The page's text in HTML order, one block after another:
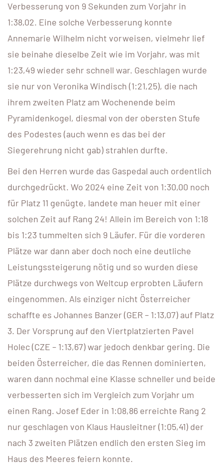
Verbesserung von 9 Sekunden zum Vorjahr in
1:38,02. Eine solche Verbesserung konnte
Annemarie Wilhelm nicht vorweisen, vielmehr lief
sie beinahe dieselbe Zeit wie im Vorjahr, was mit
1:23,49 wieder sehr schnell war. Geschlagen wurde
sie nur von Veronika Windisch (1:21,25), die nach
ihrem zweiten Platz am Wochenende beim
Pyramidenkogel, diesmal von der obersten Stufe
des Podestes (auch wenn es das bei der
Siegerehrung nicht gab) strahlen durfte.
Bei den Herren wurde das Gaspedal auch ordentlich
durchgedrückt. Wo 2024 eine Zeit von 1:30,00 noch
für Platz 11 genügte, landete man heuer mit einer
solchen Zeit auf Rang 24! Allein im Bereich von 1:18
bis 1:23 tummelten sich 9 Läufer. Für die vorderen
Plätze war dann aber doch noch eine deutliche
Leistungssteigerung nötig und so wurden diese
Plätze durchwegs von Weltcup erprobten Läufern
eingenommen. Als einziger nicht Österreicher
schaffte es Johannes Banzer (GER – 1:13,07) auf Platz
3. Der Vorsprung auf den Viertplatzierten Pavel
Holec (CZE – 1:13,67) war jedoch denkbar gering. Die
beiden Österreicher, die das Rennen dominierten,
waren dann nochmal eine Klasse schneller und beide
verbesserten sich im Vergleich zum Vorjahr um
einen Rang. Josef Eder in 1:08,86 erreichte Rang 2
nur geschlagen von Klaus Hausleitner (1:05,41) der
nach 3 zweiten Plätzen endlich den ersten Sieg im
Haus des Meeres feiern konnte.